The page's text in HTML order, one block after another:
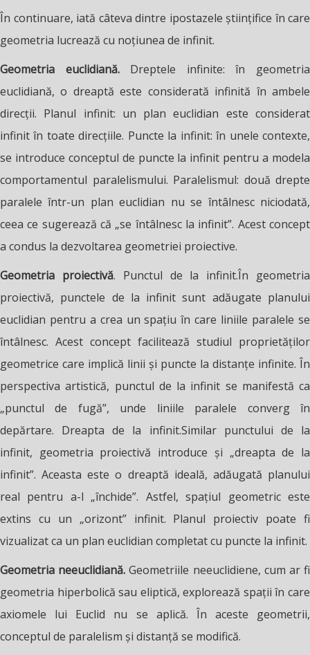
În continuare, iată câteva dintre ipostazele științifice în care
geometria lucrează cu noțiunea de infinit.
Geometria euclidiană. Dreptele infinite: în geometria
euclidiană, o dreaptă este considerată infinită în ambele
direcții. Planul infinit: un plan euclidian este considerat
infinit în toate direcțiile. Puncte la infinit: în unele contexte,
se introduce conceptul de puncte la infinit pentru a modela
comportamentul paralelismului. Paralelismul: două drepte
paralele într-un plan euclidian nu se întâlnesc niciodată,
ceea ce sugerează că „se întâlnesc la infinit”. Acest concept
a condus la dezvoltarea geometriei proiective.
Geometria proiectivă. Punctul de la infinit.În geometria
proiectivă, punctele de la infinit sunt adăugate planului
euclidian pentru a crea un spațiu în care liniile paralele se
întâlnesc. Acest concept facilitează studiul proprietăților
geometrice care implică linii și puncte la distanțe infinite. În
perspectiva artistică, punctul de la infinit se manifestă ca
„punctul de fugă”, unde liniile paralele converg în
depărtare. Dreapta de la infinit.Similar punctului de la
infinit, geometria proiectivă introduce și „dreapta de la
infinit”. Aceasta este o dreaptă ideală, adăugată planului
real pentru a-l „închide”. Astfel, spațiul geometric este
extins cu un „orizont” infinit. Planul proiectiv poate fi
vizualizat ca un plan euclidian completat cu puncte la infinit.
Geometria neeuclidiană.Geometriile neeuclidiene, cum ar fi
geometria hiperbolică sau eliptică, explorează spații în care
axiomele lui Euclid nu se aplică. În aceste geometrii,
conceptul de paralelism și distanță se modifică.